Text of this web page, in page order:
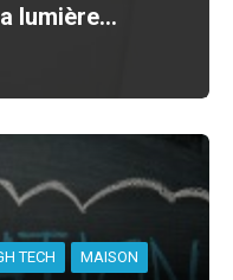
lumière…
TECH MAISON